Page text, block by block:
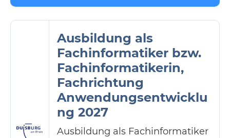
Ausbildung als
Fachinformatiker bzw.
Fachinformatikerin,
Fachrichtung
Anwendungsentwicklu
ng 2027
Ausbildung als Fachinformatiker